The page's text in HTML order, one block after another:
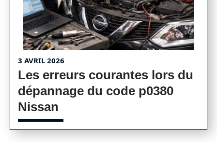
3 AVRIL 2026
Les erreurs courantes lors du
dépannage du code p0380
Nissan